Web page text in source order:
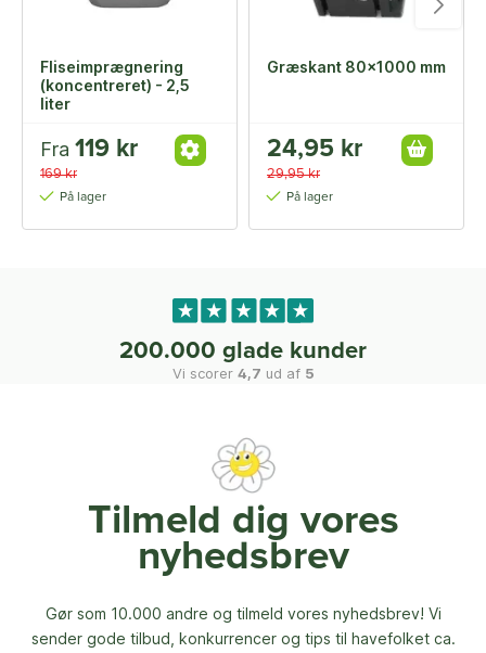
Fliseimprægnering
(koncentreret) - 2,5
liter
Fra 119 kr
169 kr
På lager
Græskant 80x1000 mm
24,95 kr
29,95 kr
På lager
200.000 glade kunder
Vi scorer 4,7 ud af 5
Tilmeld dig vores
nyhedsbrev
Gør som 10.000 andre og tilmeld vores nyhedsbrev! Vi
sender gode tilbud, konkurrencer og tips til havefolket ca.